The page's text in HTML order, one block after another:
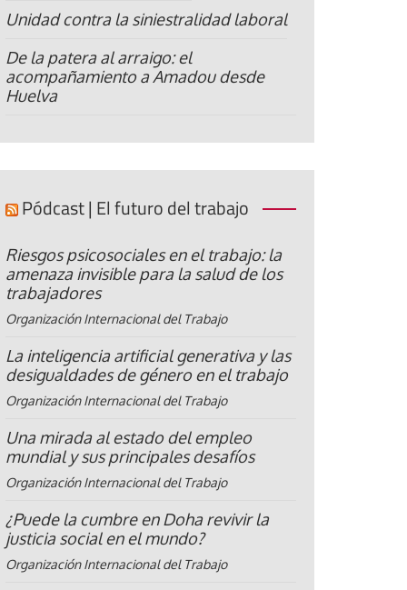
Unidad contra la siniestralidad laboral
De la patera al arraigo: el
acompañamiento a Amadou desde
Huelva
Pódcast | El futuro del trabajo
Riesgos psicosociales en el trabajo: la
amenaza invisible para la salud de los
trabajadores
Organización Internacional del Trabajo
La inteligencia artificial generativa y las
desigualdades de género en el trabajo
Organización Internacional del Trabajo
Una mirada al estado del empleo
mundial y sus principales desafíos
Organización Internacional del Trabajo
¿Puede la cumbre en Doha revivir la
justicia social en el mundo?
Organización Internacional del Trabajo